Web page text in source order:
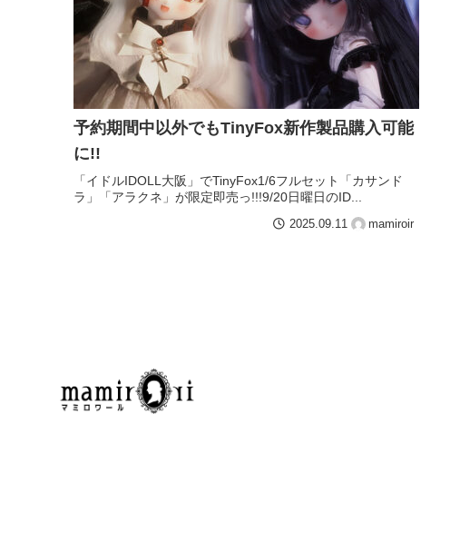
予約期間中以外でもTinyFox新作製品購入可能
に!!
「イドルIDOLL大阪」でTinyFox1/6フルセット「カサンド
ラ」「アラクネ」が限定即売っ!!!9/20日曜日のID...
2025.09.11 mamiroir